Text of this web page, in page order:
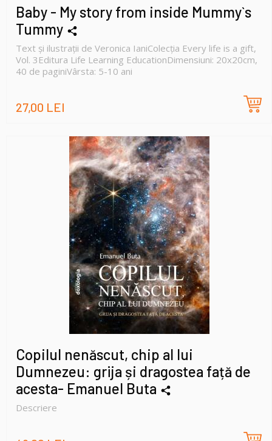
Baby - My story from inside Mummy`s
Tummy
Text și ilustrații de Veronica IaniColecția Every life is a gift,
Vol. 3Editura Life Learning EducationDimensiuni: 20x20cm,
40 de paginiVârsta: 5-10 ani
27,00 LEI
Copilul nenăscut, chip al lui
Dumnezeu: grija și dragostea față de
acesta- Emanuel Buta
Descriere